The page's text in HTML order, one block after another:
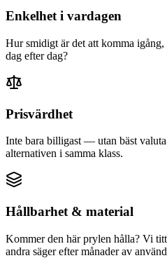
Enkelhet i vardagen
Hur smidigt är det att komma
dag efter dag?
Prisvärdhet
Inte bara billigast — utan bäst
alternativen i samma klass.
Hållbarhet & material
Kommer den här prylen hålla? Vi
andra säger efter månader av